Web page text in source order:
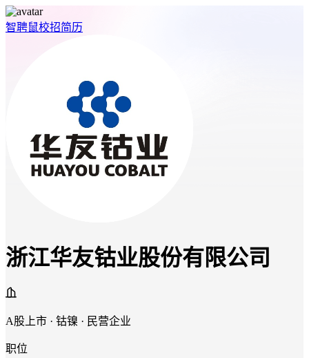
智聘鼠校招简历
浙江华友钴业股份有限公司
A股上市 · 钴镍 · 民营企业
职位